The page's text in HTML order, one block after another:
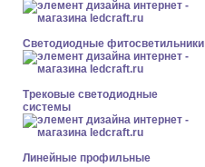
Светодиодные фитосветильники
Трековые светодиодные
системы
Линейные профильные